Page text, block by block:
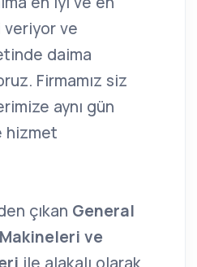
ve
daima
Firmamız siz
aynı gün
hizmet
çıkan General
ve